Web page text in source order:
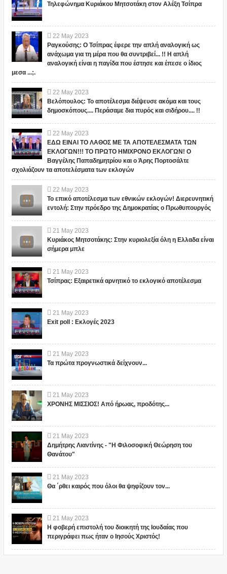
Τηλεφώνημα Κυριάκου Μητσοτάκη στον Αλέξη Τσίπρα
22 May 2023
Ραγκούσης: Ο Τσίπρας έφερε την απλή αναλογική ως
ανάχωμα για τη μέρα που θα συντριβεί... !! Η απλή
αναλογική είναι η παγίδα που έστησε και έπεσε ο ίδιος
μεσα ...;.
22 May 2023
Βελόπουλος: Το αποτέλεσμα διέψευσε ακόμα και τους
δημοσκόπους.... Περάσαμε δια πυρός και σιδήρου.... !!
22 May 2023
ΕΔΩ ΕΙΝΑΙ ΤΟ ΛΑΘΟΣ ΜΕ ΤΑ ΑΠΟΤΕΛΕΣΜΑΤΑ ΤΩΝ
ΕΚΛΟΓΩΝ!!! ΤΟ ΠΡΩΤΟ ΗΜΙΧΡΟΝΟ ΕΚΛΟΓΩΝ! Ο
Βαγγέλης Παπαδημητρίου και ο Άρης Πορτοσάλτε
σχολιάζουν τα αποτελέσματα των εκλογών
22 May 2023
Το επικό αποτέλεσμα των εθνικών εκλογών! Διερευνητική
εντολή: Στην πρόεδρο της Δημοκρατίας ο Πρωθυπουργός
21 May 2023
Κυριάκος Μητσοτάκης: Στην κυριολεξία όλη η Ελλαδα είναι
σήμερα μπλε
21 May 2023
Τσίπρας: Εξαιρετικά αρνητικό το εκλογικό αποτέλεσμα
21 May 2023
Exit poll : Εκλογές 2023
21 May 2023
Τα πρώτα προγνωστικά δείχνουν...
21 May 2023
ΧΡΟΝΗΣ ΜΙΣΣΙΟΣ! Από ήρωας, προδότης...
21 May 2023
Δημήτρης Λιαντίνης - "Η Φιλοσοφική Θεώρηση του
Θανάτου"
21 May 2023
Θα ΄ρθει καιρός που όλοι θα ψηφίζουν τον...
21 May 2023
Η φοβερή επιστολή του διοικητή της Ιουδαίας που
περιγράφει πως ήταν ο Ιησούς Χριστός!